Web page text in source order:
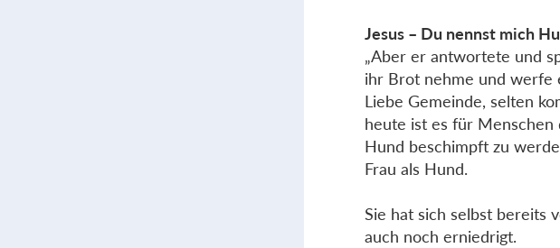
Jesus – Du nennst mich
„Aber er antwortete und
ihr Brot nehme und werfe
Liebe Gemeinde, selten
heute ist es für Menschen
Hund beschimpft zu
Frau als Hund.
Sie hat sich selbst bereits
auch noch erniedrigt.